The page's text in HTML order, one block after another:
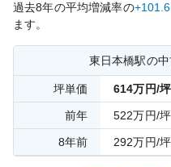
過去8年の平均増減率の
ます。
東日本橋駅の
坪単価 614万円/坪
前年 522万円/坪
8年前 292万円/坪